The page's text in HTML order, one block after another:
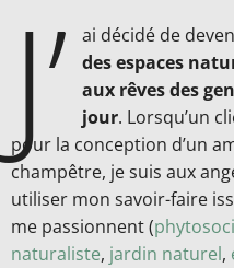
J’ ai décidé de
des espaces
aux rêves des
jour. Lorsqu’un
pour la conception d’un
champêtre, je suis aux
utiliser mon savoir-faire
me passionnent (
naturaliste, jardin naturel,